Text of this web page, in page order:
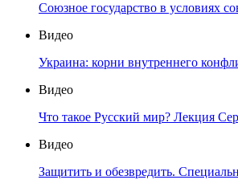
Союзное государство в условиях
Видео
Украина: корни внутреннего
Видео
Что такое Русский мир? Лекция
Видео
Защитить и обезвредить.